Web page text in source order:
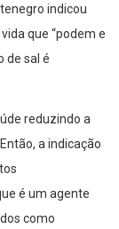
indicou
que “podem e
de sal é
reduzindo a
a indicação
é um agente
como